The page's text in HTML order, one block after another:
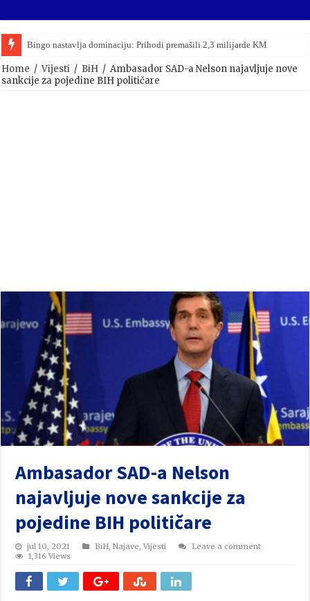
Bingo nastavlja dominaciju: Prihodi premašili 2,3 milijarde KM
Viktor Orban upravo priznao poraz na parlamentarnim izborima u
Home / Vijesti / BiH / Ambasador SAD-a Nelson najavljuje nove
sankcije za pojedine BIH političare
Ambasador SAD-a Nelson
najavljuje nove sankcije za
pojedine BIH političare
jul 10, 2021 BiH,Najave,Vijesti
Leave a comment
1,316 Views